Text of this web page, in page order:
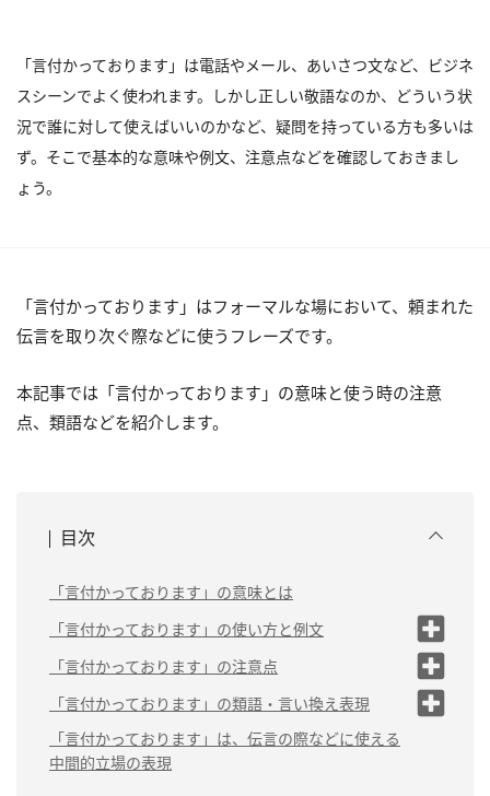
「言付かっております」は電話やメール、あいさつ文など、ビジネ
スシーンでよく使われます。しかし正しい敬語なのか、どういう状
況で誰に対して使えばいいのかなど、疑問を持っている方も多いは
ず。そこで基本的な意味や例文、注意点などを確認しておきまし
ょう。
「言付かっております」はフォーマルな場において、頼まれた
伝言を取り次ぐ際などに使うフレーズです。
本記事では「言付かっております」の意味と使う時の注意
点、類語などを紹介します。
目次
「言付かっております」の意味とは
「言付かっております」の使い方と例文
例
文
「言付かっております」の注意点
（1）「言付かる」と「預かる」はニュアンスが違う
（2）対面では、現代的な敬語に言い換えることも検
討する
「言付かっております」の類語・言い換え表現
（1）伝言を承っており
ます
「言付かっております」は、伝言の際などに使える
中間的立場の表現